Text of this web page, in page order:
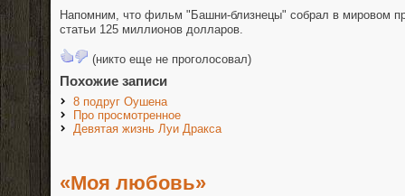
Напомним, что фильм "Башни-близнецы" собрал в мировом
статьи 125 миллионов долларов.
(никто еще не проголосовал)
Похожие записи
8 подруг Оушена
Про просмотренное
Девятая жизнь Луи Дракса
«Моя любовь»